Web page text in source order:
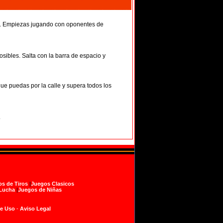
jugando con oponentes de
Salta con la barra de espacio y
puedas por la calle y supera todos los
de Tiros|Juegos Clasicos
|Juegos de Niñas
Uso - Aviso Legal